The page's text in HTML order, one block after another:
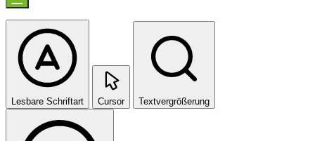
Lesbare Schriftart Cursor Textvergrößerung